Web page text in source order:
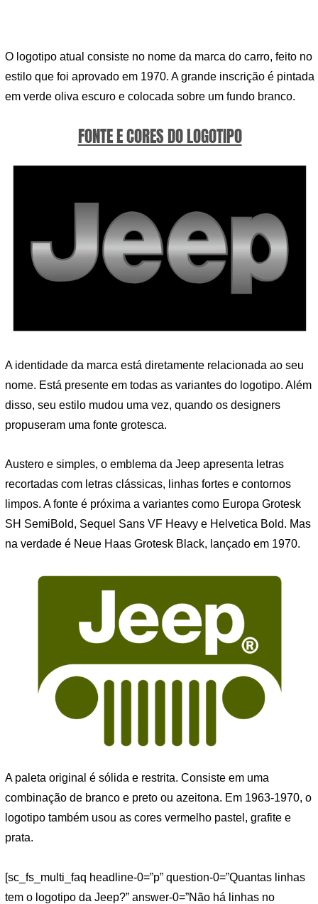
O logotipo atual consiste no nome da marca do carro, feito no
estilo que foi aprovado em 1970. A grande inscrição é pintada
em verde oliva escuro e colocada sobre um fundo branco.
FONTE E CORES DO LOGOTIPO
A identidade da marca está diretamente relacionada ao seu
nome. Está presente em todas as variantes do logotipo. Além
disso, seu estilo mudou uma vez, quando os designers
propuseram uma fonte grotesca.
Austero e simples, o emblema da Jeep apresenta letras
recortadas com letras clássicas, linhas fortes e contornos
limpos. A fonte é próxima a variantes como Europa Grotesk
SH SemiBold, Sequel Sans VF Heavy e Helvetica Bold. Mas
na verdade é Neue Haas Grotesk Black, lançado em 1970.
A paleta original é sólida e restrita. Consiste em uma
combinação de branco e preto ou azeitona. Em 1963-1970, o
logotipo também usou as cores vermelho pastel, grafite e
prata.
[sc_fs_multi_faq headline-0=”p” question-0=”Quantas linhas
tem o logotipo da Jeep?” answer-0=”Não há linhas no